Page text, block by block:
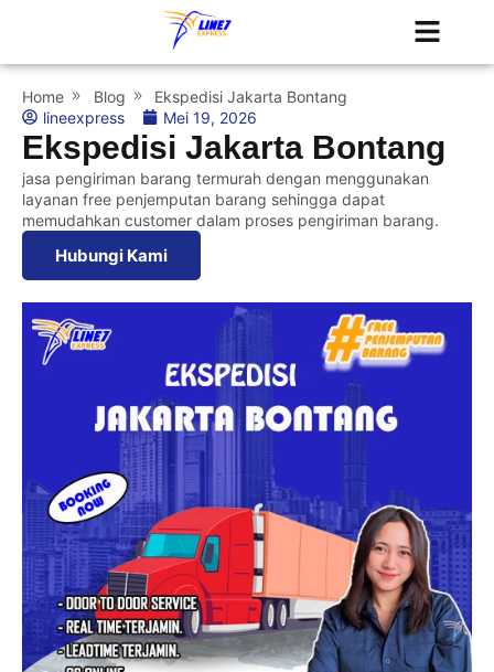
Home Blog
Ekspedisi Jakarta Bontang
lineexpress
Mei 19, 2026
Ekspedisi Jakarta Bontang
jasa pengiriman barang termurah dengan menggunakan
layanan free penjemputan barang sehingga dapat
memudahkan customer dalam proses pengiriman barang.
Hubungi Kami